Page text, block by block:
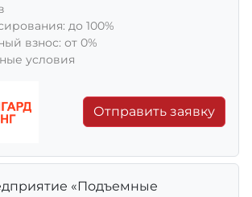
до 100%
взнос: от 0%
условия
Отправить заявку
«Подъемные